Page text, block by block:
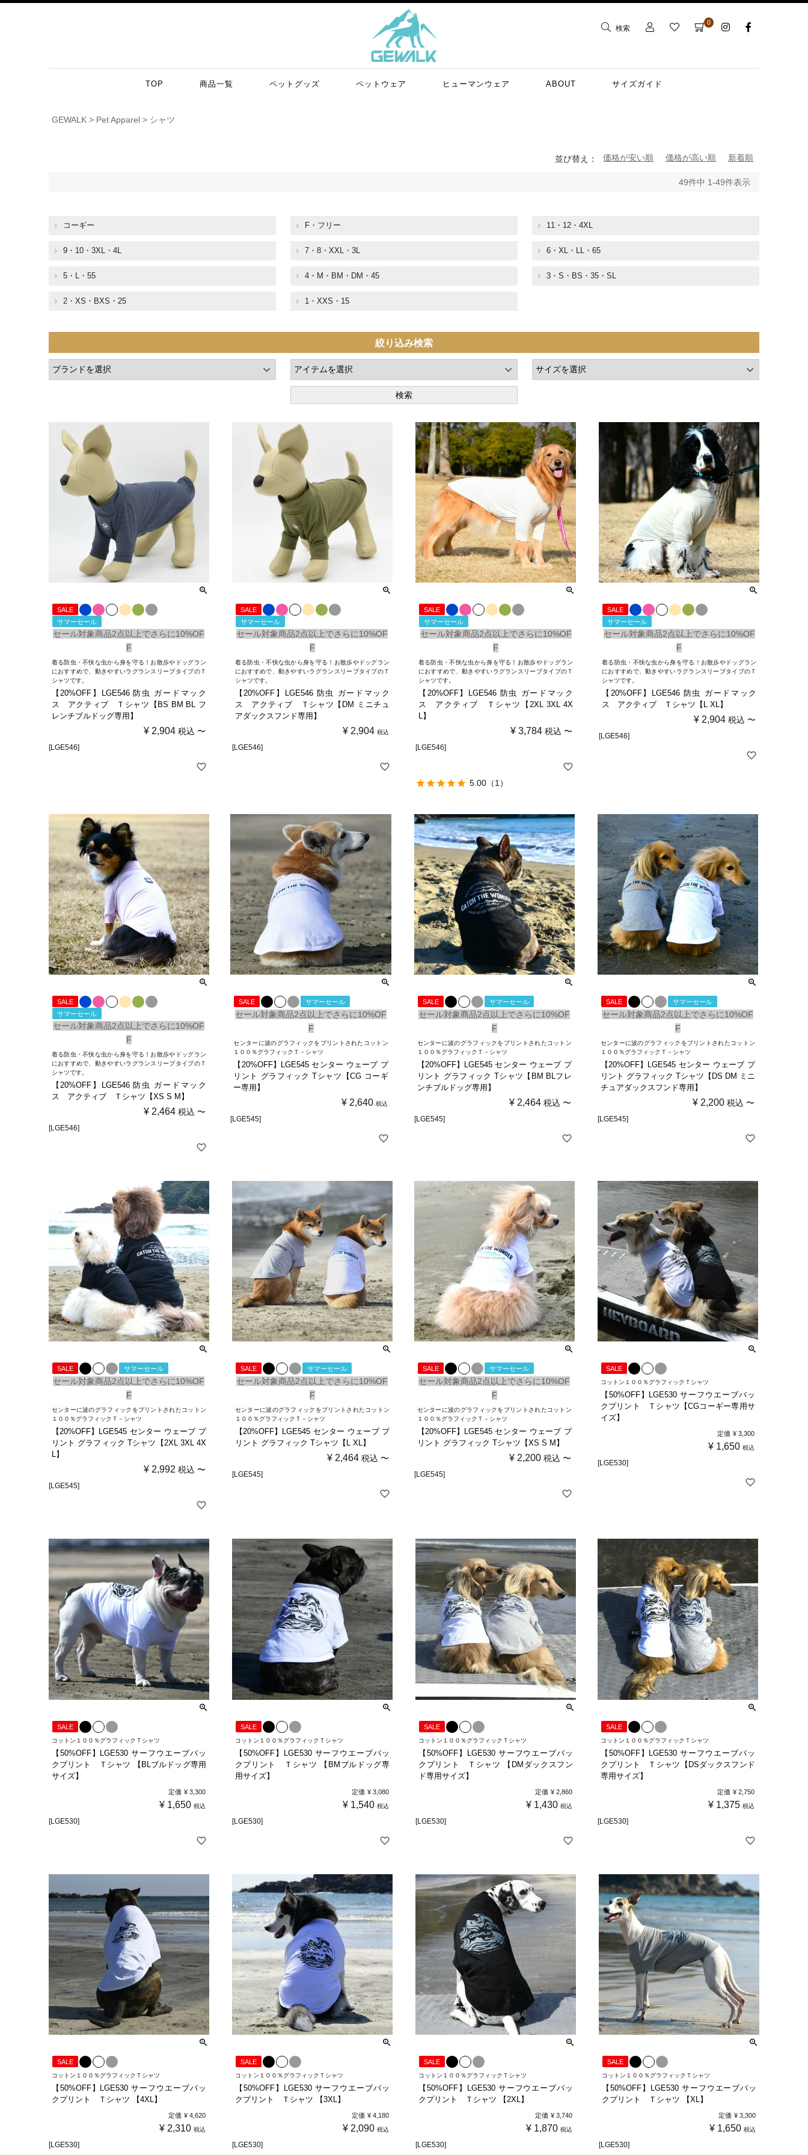
検索
0
TOP 商品一覧 ペットグッズ ペットウェア ヒューマンウェア ABOUT サイズガイド
GEWALK Pet Apparel シャツ
並び替え 価格が安い順 価格が高い順 新着順
49件中 1-49件表示
コーギー F・フリー 11・12・4XL
9・10・3XL・4L 7・8・XXL・3L 6・XL・LL・65
5・L・55 4・M・BM・DM・45 3・S・BS・35・SL
2・XS・BXS・25 1・XXS・15
絞り込み検索
検索
SALE
サマーセール
セール対象商品2点以上でさらに10%OF
F
着る防虫・不快な虫から身を守る！お散歩やドッグラン
におすすめで、動きやすいラグランスリーブタイプのＴ
シャツです。
【20%OFF】LGE546 防虫 ガードマック
ス アクティブ Ｔシャツ【BS BM BL フ
レンチブルドッグ専用】
¥ 2,904 税込 〜
[LGE546]
SALE
サマーセール
セール対象商品2点以上でさらに10%OF
F
着る防虫・不快な虫から身を守る！お散歩やドッグラン
におすすめで、動きやすいラグランスリーブタイプのＴ
シャツです。
【20%OFF】LGE546 防虫 ガードマック
ス アクティブ Ｔシャツ【DM ミニチュ
アダックスフンド専用】
¥ 2,904 税込
[LGE546]
SALE
サマーセール
セール対象商品2点以上でさらに10%OF
F
着る防虫・不快な虫から身を守る！お散歩やドッグラン
におすすめで、動きやすいラグランスリーブタイプのＴ
シャツです。
【20%OFF】LGE546 防虫 ガードマック
ス アクティブ Ｔシャツ【2XL 3XL 4X
L】
¥ 3,784 税込 〜
[LGE546]
5.00（1）
SALE
サマーセール
セール対象商品2点以上でさらに10%OF
F
着る防虫・不快な虫から身を守る！お散歩やドッグラン
におすすめで、動きやすいラグランスリーブタイプのＴ
シャツです。
【20%OFF】LGE546 防虫 ガードマック
ス アクティブ Ｔシャツ【L XL】
¥ 2,904 税込 〜
[LGE546]
SALE
サマーセール
セール対象商品2点以上でさらに10%OF
F
着る防虫・不快な虫から身を守る！お散歩やドッグラン
におすすめで、動きやすいラグランスリーブタイプのＴ
シャツです。
【20%OFF】LGE546 防虫 ガードマック
ス アクティブ Ｔシャツ【XS S M】
¥ 2,464 税込 〜
[LGE546]
SALE サマーセール
セール対象商品2点以上でさらに10%OF
F
センターに波のグラフィックをプリントされたコットン
１００％グラフィックＴ－シャツ
【20%OFF】LGE545 センター ウェーブ プ
リント グラフィック Tシャツ【CG コーギ
ー専用】
¥ 2,640 税込
[LGE545]
SALE サマーセール
セール対象商品2点以上でさらに10%OF
F
センターに波のグラフィックをプリントされたコットン
１００％グラフィックＴ－シャツ
【20%OFF】LGE545 センター ウェーブ プ
リント グラフィック Tシャツ【BM BLフレ
ンチブルドッグ専用】
¥ 2,464 税込 〜
[LGE545]
SALE サマーセール
セール対象商品2点以上でさらに10%OF
F
センターに波のグラフィックをプリントされたコットン
１００％グラフィックＴ－シャツ
【20%OFF】LGE545 センター ウェーブ プ
リント グラフィック Tシャツ【DS DM ミニ
チュアダックスフンド専用】
¥ 2,200 税込 〜
[LGE545]
SALE サマーセール
セール対象商品2点以上でさらに10%OF
F
センターに波のグラフィックをプリントされたコットン
１００％グラフィックＴ－シャツ
【20%OFF】LGE545 センター ウェーブ プ
リント グラフィック Tシャツ【2XL 3XL 4X
L】
¥ 2,992 税込 〜
[LGE545]
SALE サマーセール
セール対象商品2点以上でさらに10%OF
F
センターに波のグラフィックをプリントされたコットン
１００％グラフィックＴ－シャツ
【20%OFF】LGE545 センター ウェーブ プ
リント グラフィック Tシャツ【L XL】
¥ 2,464 税込 〜
[LGE545]
SALE サマーセール
セール対象商品2点以上でさらに10%OF
F
センターに波のグラフィックをプリントされたコットン
１００％グラフィックＴ－シャツ
【20%OFF】LGE545 センター ウェーブ プ
リント グラフィック Tシャツ【XS S M】
¥ 2,200 税込 〜
[LGE545]
SALE
コットン１００％グラフィックＴシャツ
【50%OFF】LGE530 サーフウエーブバッ
クプリント Ｔシャツ【CGコーギー専用サ
イズ】
定価 ¥ 3,300
¥ 1,650 税込
[LGE530]
SALE
コットン１００％グラフィックＴシャツ
【50%OFF】LGE530 サーフウエーブバッ
クプリント Ｔシャツ 【BLブルドッグ専用
サイズ】
定価 ¥ 3,300
¥ 1,650 税込
[LGE530]
SALE
コットン１００％グラフィックＴシャツ
【50%OFF】LGE530 サーフウエーブバッ
クプリント Ｔシャツ 【BMブルドッグ専
用サイズ】
定価 ¥ 3,080
¥ 1,540 税込
[LGE530]
SALE
コットン１００％グラフィックＴシャツ
【50%OFF】LGE530 サーフウエーブバッ
クプリント Ｔシャツ 【DMダックスフン
ド専用サイズ】
定価 ¥ 2,860
¥ 1,430 税込
[LGE530]
SALE
コットン１００％グラフィックＴシャツ
【50%OFF】LGE530 サーフウエーブバッ
クプリント Ｔシャツ【DSダックスフンド
専用サイズ】
定価 ¥ 2,750
¥ 1,375 税込
[LGE530]
SALE
コットン１００％グラフィックＴシャツ
【50%OFF】LGE530 サーフウエーブバッ
クプリント Ｔシャツ 【4XL】
定価 ¥ 4,620
¥ 2,310 税込
[LGE530]
SALE
コットン１００％グラフィックＴシャツ
【50%OFF】LGE530 サーフウエーブバッ
クプリント Ｔシャツ 【3XL】
定価 ¥ 4,180
¥ 2,090 税込
[LGE530]
SALE
コットン１００％グラフィックＴシャツ
【50%OFF】LGE530 サーフウエーブバッ
クプリント Ｔシャツ 【2XL】
定価 ¥ 3,740
¥ 1,870 税込
[LGE530]
SALE
コットン１００％グラフィックＴシャツ
【50%OFF】LGE530 サーフウエーブバッ
クプリント Ｔシャツ 【XL】
定価 ¥ 3,300
¥ 1,650 税込
[LGE530]